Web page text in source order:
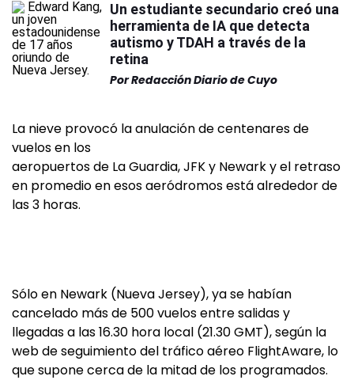
Un estudiante secundario creó una
herramienta de IA que detecta
autismo y TDAH a través de la
retina
PorRedacción Diario de Cuyo
La nieve provocó la anulación de centenares de
vuelos en los
aeropuertos de La Guardia, JFK y Newark y el retraso
en promedio en esos aeródromos está alrededor de
las 3 horas.
Sólo en Newark (Nueva Jersey), ya se habían
cancelado más de 500 vuelos entre salidas y
llegadas a las 16.30 hora local (21.30 GMT), según la
web de seguimiento del tráfico aéreo FlightAware, lo
que supone cerca de la mitad de los programados.